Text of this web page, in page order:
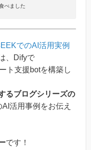
べました
でのAI活用実例
、Difyで
ト支援botを構築し
るブログシリーズの
活用事例をお伝え
です！